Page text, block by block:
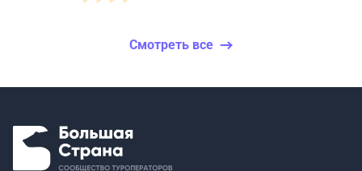
Смотреть все